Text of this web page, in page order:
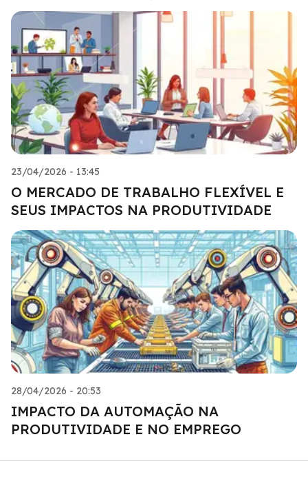
23/04/2026 - 13:45
O MERCADO DE TRABALHO FLEXÍVEL E
SEUS IMPACTOS NA PRODUTIVIDADE
28/04/2026 - 20:53
IMPACTO DA AUTOMAÇÃO NA
PRODUTIVIDADE E NO EMPREGO